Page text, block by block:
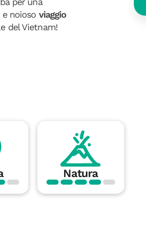
noioso viaggio
del Vietnam!
Natura